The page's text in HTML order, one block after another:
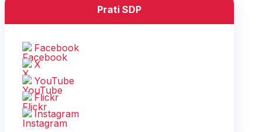
Prati SDP
Facebook
X
YouTube
Flickr
Instagram